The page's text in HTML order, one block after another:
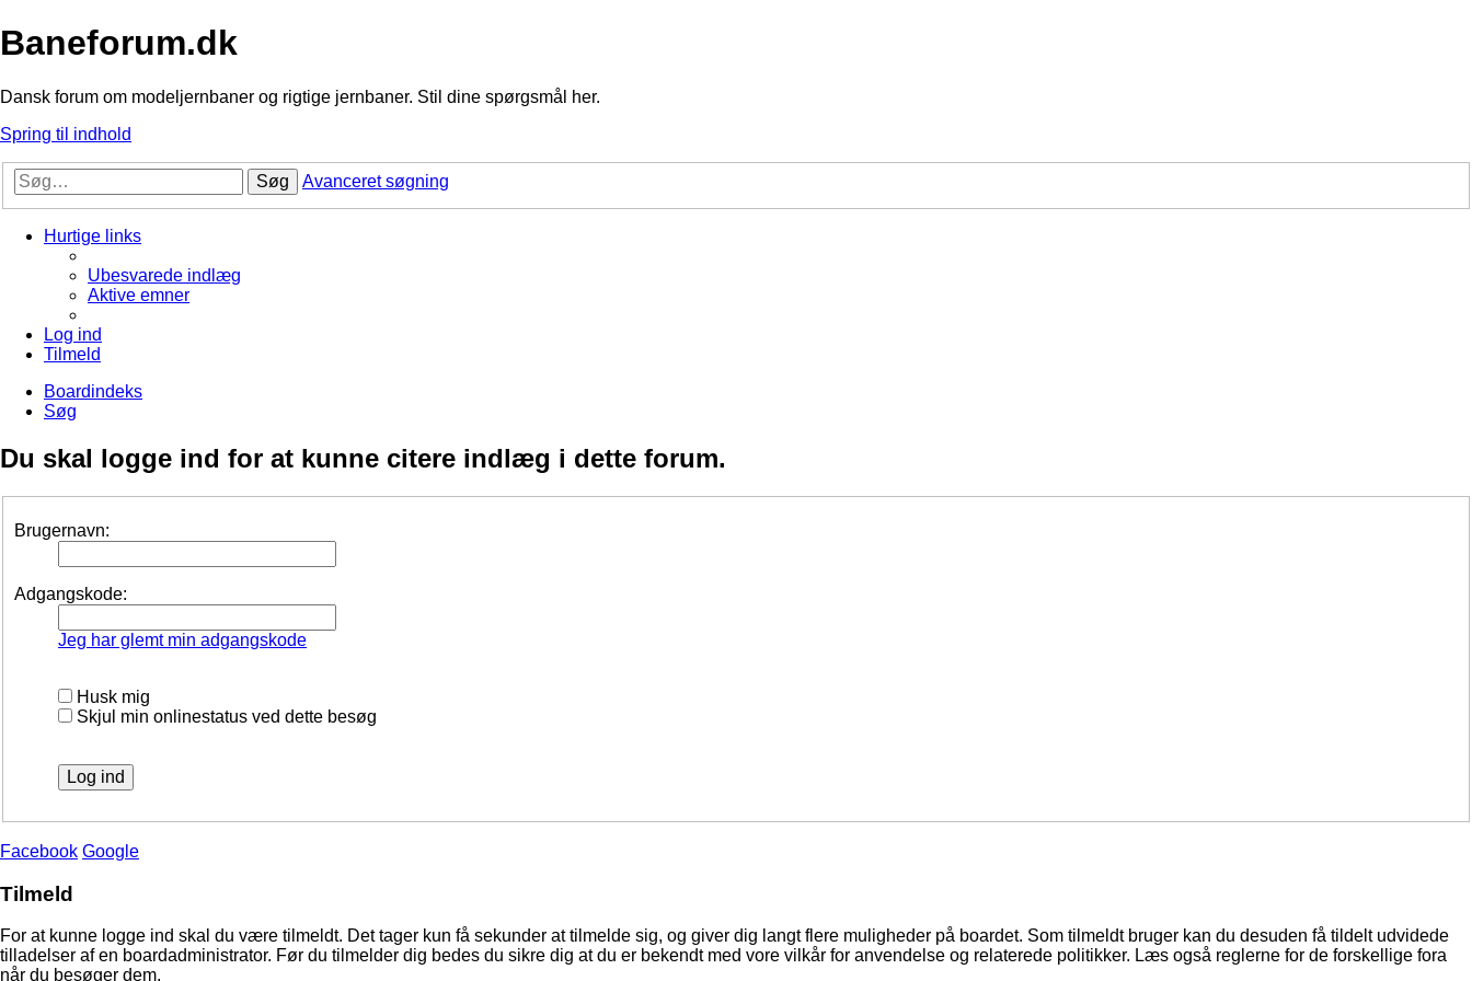
Baneforum.dk
Dansk forum om modeljernbaner og rigtige jernbaner. Stil dine spørgsmål her.
Spring til indhold
Søg Avanceret søgning
Hurtige links
Ubesvarede indlæg
Aktive emner
Log ind
Tilmeld
Boardindeks
Søg
Du skal logge ind for at kunne citere indlæg i dette forum.
Brugernavn:
Adgangskode:
Jeg har glemt min adgangskode
Husk mig
Skjul min onlinestatus ved dette besøg
Facebook Google
Tilmeld
For at kunne logge ind skal du være tilmeldt. Det tager kun få sekunder at tilmelde sig, og giver dig langt flere muligheder på boardet. Som tilmeldt bruger kan du desuden få tildelt udvidede
tilladelser af en boardadministrator. Før du tilmelder dig bedes du sikre dig at du er bekendt med vore vilkår for anvendelse og relaterede politikker. Læs også reglerne for de forskellige fora
når du besøger dem.